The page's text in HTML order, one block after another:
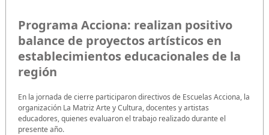
Programa Acciona: realizan positivo
balance de proyectos artísticos en
establecimientos educacionales de la
región
En la jornada de cierre participaron directivos de Escuelas Acciona, la
organización La Matriz Arte y Cultura, docentes y artistas
educadores, quienes evaluaron el trabajo realizado durante el
presente año.